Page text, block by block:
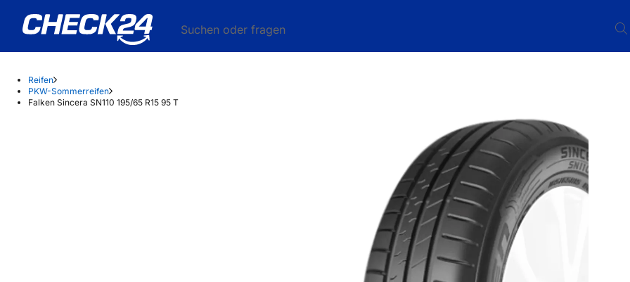
Suchen oder fragen
Reifen
PKW-Sommerreifen
Falken Sincera SN110 195/65 R15 95 T